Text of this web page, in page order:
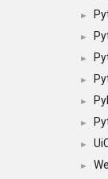
►
►
►
►
►
►
►
►